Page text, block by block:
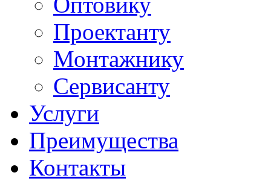
Проектанту
Монтажнику
Сервисанту
Услуги
Преимущества
Контакты